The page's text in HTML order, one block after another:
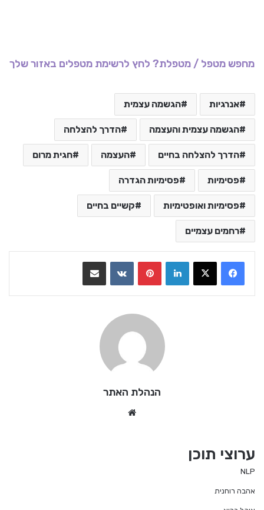
מחפש מטפל / מטפלת? לחץ לרשימת מטפלים באזור שלך
אנרגיות הגשמה עצמית
הגשמה עצמית והעצמה הדרך להצלחה
הדרך להצלחה בחיים העצמה חגית מרום
פסימיות פסימיות הגדרה
פסימיות ואופטימיות קשיים בחיים
רחמים עצמיים
LinkedIn
VKontakte
הנהלת האתר
ערוצי תוכן
NLP
אהבה רוחנית